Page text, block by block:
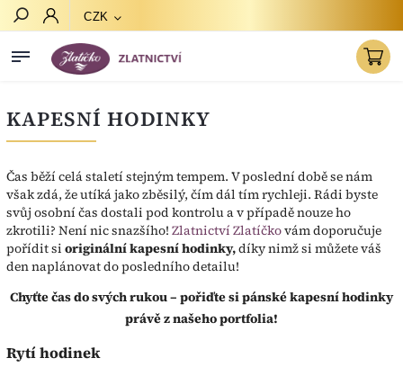
CZK
KAPESNÍ HODINKY
Čas běží celá staletí stejným tempem. V poslední době se nám
však zdá, že utíká jako zběsilý, čím dál tím rychleji. Rádi byste
svůj osobní čas dostali pod kontrolu a v případě nouze ho
zkrotili? Není nic snazšího! Zlatnictví Zlatíčkovám doporučuje
pořídit si originální kapesní hodinky,díky nimž si můžete váš
den naplánovat do posledního detailu!
Chyťte čas do svých rukou – pořiďte si pánské kapesní hodinky
právě z našeho portfolia!
Rytí hodinek